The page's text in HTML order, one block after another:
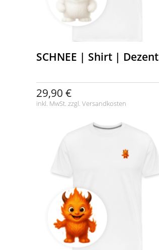
SCHNEE | Shirt | Dezent
29,90 €
inkl. MwSt. zzgl. Versandkosten